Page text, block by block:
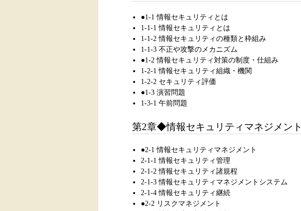
●1-1 情報セキュリティとは
1-1-1 情報セキュリティとは
1-1-2 情報セキュリティの種類と枠組み
1-1-3 不正や攻撃のメカニズム
●1-2 情報セキュリティ対策の制度・仕組み
1-2-1 情報セキュリティ組織・機関
1-2-2 セキュリティ評価
●1-3 演習問題
1-3-1 午前問題
第2章◆情報セキュリティマネジメント
●2-1 情報セキュリティマネジメント
2-1-1 情報セキュリティ管理
2-1-2 情報セキュリティ諸規程
2-1-3 情報セキュリティマネジメントシステム
2-1-4 情報セキュリティ継続
●2-2 リスクマネジメント